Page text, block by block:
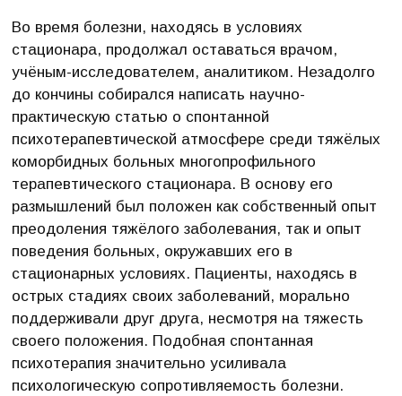
Во время болезни, находясь в условиях
стационара, продолжал оставаться врачом,
учёным-исследователем, аналитиком. Незадолго
до кончины собирался написать научно-
практическую статью о спонтанной
психотерапевтической атмосфере среди тяжёлых
коморбидных больных многопрофильного
терапевтического стационара. В основу его
размышлений был положен как собственный опыт
преодоления тяжёлого заболевания, так и опыт
поведения больных, окружавших его в
стационарных условиях. Пациенты, находясь в
острых стадиях своих заболеваний, морально
поддерживали друг друга, несмотря на тяжесть
своего положения. Подобная спонтанная
психотерапия значительно усиливала
психологическую сопротивляемость болезни.